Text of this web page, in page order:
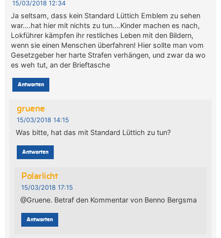
15/03/2018 12:34
Ja seltsam, dass kein Standard Lüttich Emblem zu sehen
war….hat hier mit nichts zu tun….Kinder machen es nach,
Lokführer kämpfen ihr restliches Leben mit den Bildern,
wenn sie einen Menschen überfahren! Hier sollte man vom
Gesetzgeber her harte Strafen verhängen, und zwar da wo
es weh tut, an der Brieftasche
Antworten
gruene
15/03/2018 14:15
Was bitte, hat das mit Standard Lüttich zu tun?
Antworten
Polarlicht
15/03/2018 17:15
@Gruene. Betraf den Kommentar von Benno Bergsma
Antworten